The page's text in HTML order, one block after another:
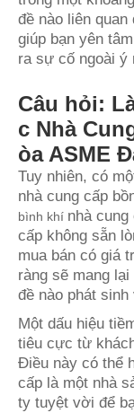
đề nào liên
giúp bạn yên
ra sự cố ngoài ý
Câu hỏi:
c Nhà
òa ASME
Tuy nhiên, có
nhà cung cấp
bình khí nhà cung
cấp không sẵn
mua bán có giá
ràng sẽ mang
đề nào phát
Một dấu hiệu
tiêu cực từ
Điều này có thể
cấp là một nhà
ty tuyệt vời để